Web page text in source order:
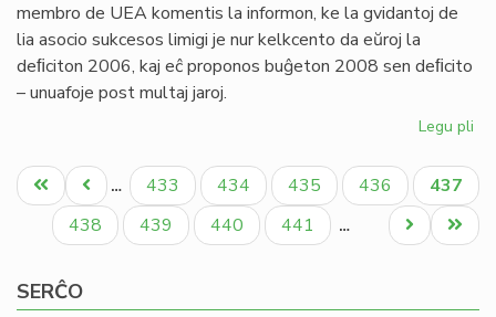
membro de UEA komentis la informon, ke la gvidantoj de
lia asocio sukcesos limigi je nur kelkcento da eŭroj la
deﬁciton 2006, kaj eĉ proponos buĝeton 2008 sen deﬁcito
– unuafoje post multaj jaroj.
Legu pli
Pagination
Unua
paĝo
Antaŭa
paĝo
… Paĝo
433 Paĝo
434 Paĝo
435 Paĝo
436
Aktuala
paĝo
437
Paĝo
438 Paĝo
439 Paĝo
440 Paĝo
441 …
Last
page
Next
page
SERĈO